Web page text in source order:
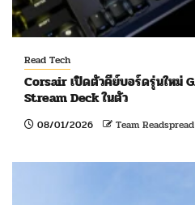
Read Tech
Corsair เปิดตัวคีย์บอร์ดรุ่นใหม่
Stream Deck ในตัว
08/01/2026 Team Readspread